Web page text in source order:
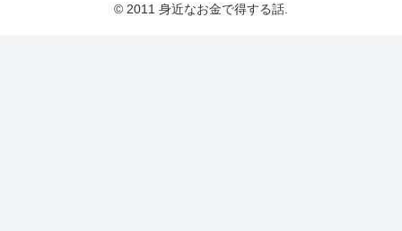
© 2011 身近なお金で得する話.